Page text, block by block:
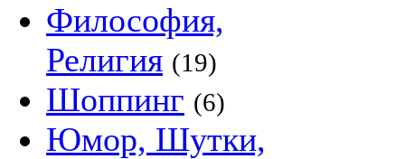
Философия,
Религия (19)
Шоппинг (6)
Юмор, Шутки,